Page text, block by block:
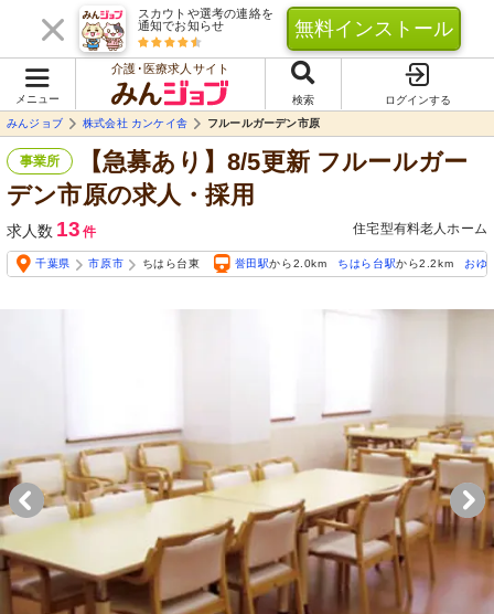
スカウトや選考の連絡を
通知でお知らせ
無料インストール
メニュー
介護･医療求人サイト
検索
ログインする
みんジョブ
株式会社 カンケイ舎 フルールガーデン市原
事業所
【急募あり】8/5更新 フルールガー
デン市原の求人・採用
求人数 13 件 住宅型有料老人ホーム
千葉県 市原市 ちはら台東 誉田駅から2.0km ちはら台駅から2.2km おゆ